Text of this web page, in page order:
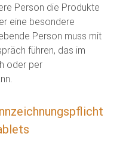
Person die Produkte
eine besondere
Person muss mit
führen, das im
oder per